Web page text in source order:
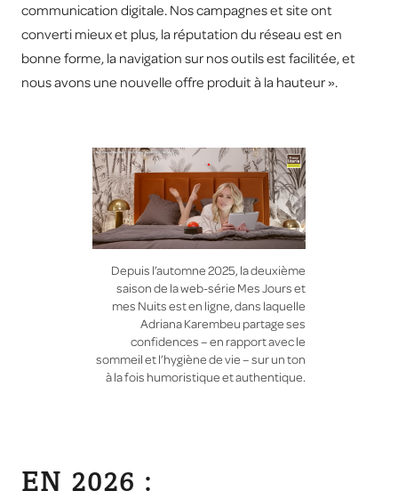
communication digitale. Nos campagnes et site ont
converti mieux et plus, la réputation du réseau est en
bonne forme, la navigation sur nos outils est facilitée, et
nous avons une nouvelle offre produit à la hauteur ».
Depuis l’automne 2025, la deuxième
saison de la web-série Mes Jours et
mes Nuits est en ligne, dans laquelle
Adriana Karembeu partage ses
confidences – en rapport avec le
sommeil et l’hygiène de vie – sur un ton
à la fois humoristique et authentique.
EN 2026 :